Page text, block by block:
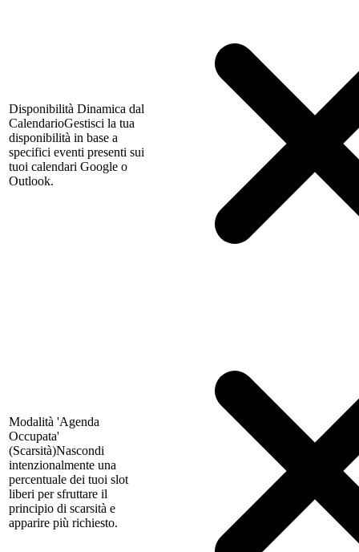
Disponibilità Dinamica dal
CalendarioGestisci la tua
disponibilità in base a
specifici eventi presenti sui
tuoi calendari Google o
Outlook.
Modalità 'Agenda
Occupata'
(Scarsità)Nascondi
intenzionalmente una
percentuale dei tuoi slot
liberi per sfruttare il
principio di scarsità e
apparire più richiesto.